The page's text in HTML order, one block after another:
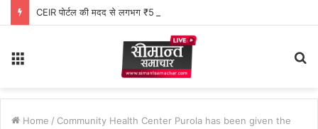
CEIR पोर्टल की मदद से लगभग ₹5 लाख मूल्य के 20 मोबाइल फोन बरामद
Home / Community Health Center Purola has been given the